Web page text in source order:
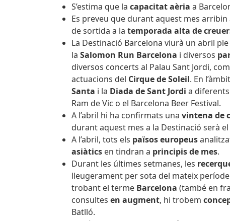
S’estima que la capacitat aèria a
Es preveu que durant aquest mes arribin
de sortida a la temporada alta de
La Destinació Barcelona viurà un abril
la Salomon Run Barcelona i diversos
diversos concerts al Palau Sant Jordi, com
actuacions del Cirque de Soleil. En
Santa i la Diada de Sant Jordi a
Ram de Vic o el Barcelona Beer Festival.
A l’abril hi ha confirmats una vintena de
durant aquest mes a la Destinació serà el
A l’abril, tots els països europeus
asiàtics en tindran a principis de mes.
Durant les últimes setmanes, les
lleugerament per sota del mateix
trobant el terme Barcelona (també en
consultes en augment, hi trobem
Batlló.